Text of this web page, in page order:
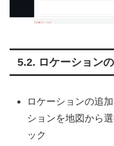
ロケーション
ロケーションの追
ションを地図から
ック